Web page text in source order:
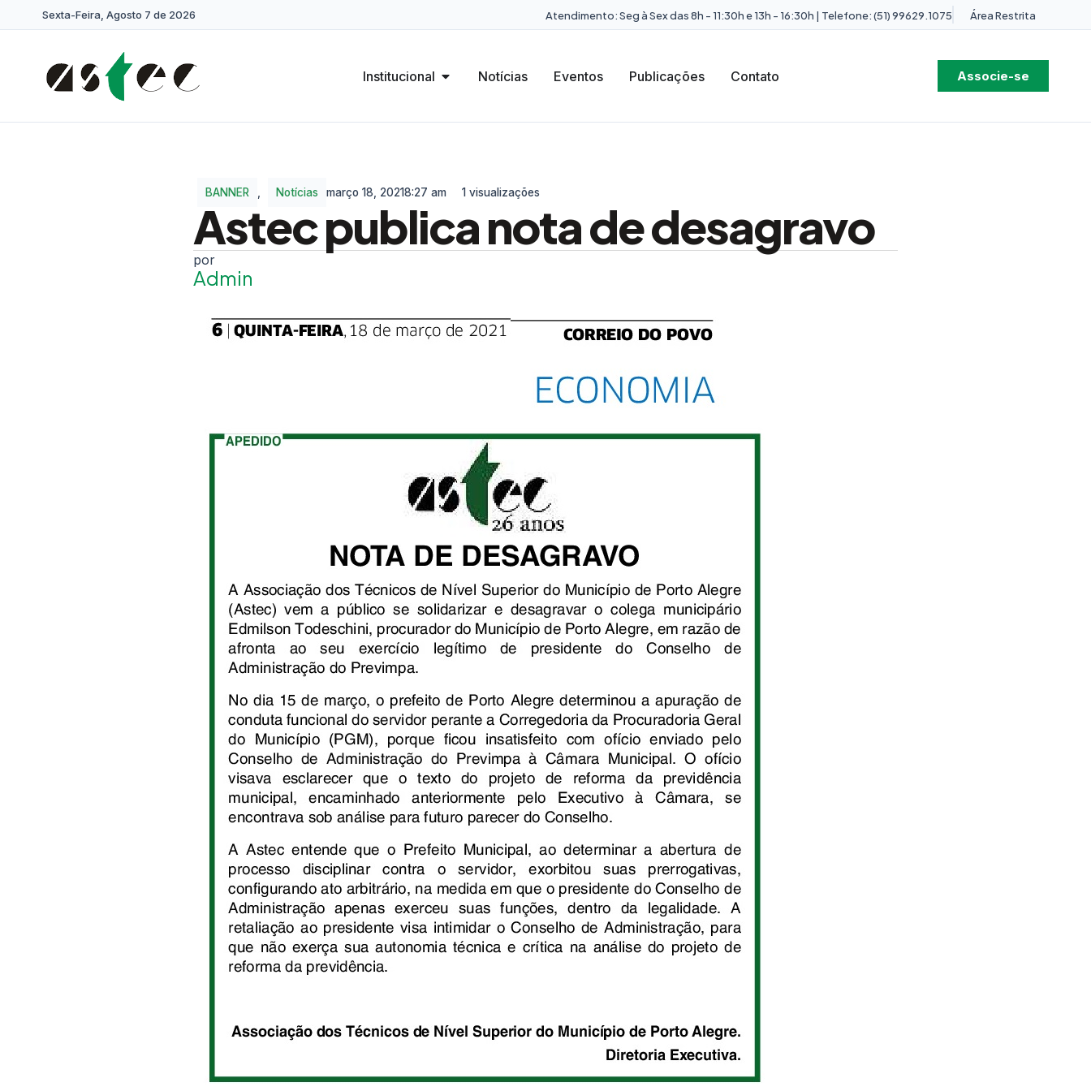
Sexta-Feira, Agosto 7 de 2026 Atendimento: Seg à Sex das 8h - 11:30h e 13h - 16:30h | Telefone: (51) 99629.1075 Área Restrita
Institucional Notícias Eventos Publicações Contato Associe-se
BANNER Notícias março 18, 20218:27 am 1 visualizações
Astec publica nota de desagravo
Admin